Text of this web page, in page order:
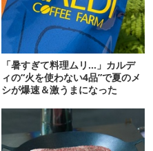
「暑すぎて料理ムリ…」カルデ
ィの“火を使わない4品”で夏のメ
シが爆速＆激うまになった